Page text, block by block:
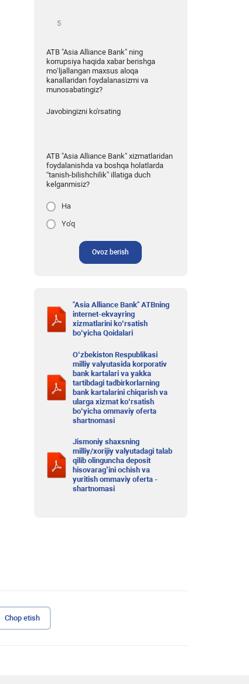
ATB "Asia Alliance Bank" ning
korrupsiya haqida xabar berishga
mo‘ljallangan maxsus aloqa
kanallaridan foydalanasizmi va
munosabatingiz?
Javobingizni ko'rsating
ATB "Asia Alliance Bank" xizmatlaridan
foydalanishda va boshqa holatlarda
“tanish-bilishchilik” illatiga duch
kelganmisiz?
Ha
Yo'q
Ovoz berish
"Asia Alliance Bank" ATBning
internet-ekvayring
xizmatlarini ko‘rsatish
bo‘yicha Qoidalari
O‘zbekiston Respublikasi
milliy valyutasida korporativ
bank kartalari va yakka
tartibdagi tadbirkorlarning
bank kartalarini chiqarish va
ularga xizmat ko‘rsatish
bo‘yicha ommaviy oferta
shartnomasi
Jismoniy shaxsning
milliy/xorijiy valyutadagi talab
qilib olinguncha deposit
hisovarag’ini ochish va
yuritish ommaviy oferta -
shartnomasi
Chop etish